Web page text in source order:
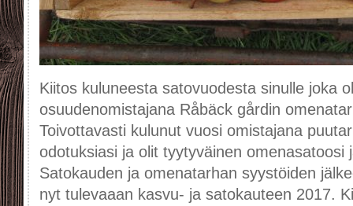
Kiitos kuluneesta satovuodesta sinulle joka
osuudenomistajana Råbäck gårdin
Toivottavasti kulunut vuosi omistajana
odotuksiasi ja olit tyytyväinen omenasatoosi
Satokauden ja omenatarhan syystöiden
nyt tulevaaan kasvu- ja satokauteen 2017.